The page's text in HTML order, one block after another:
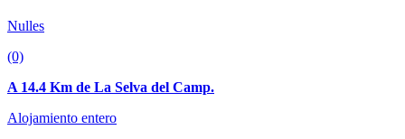
Nulles
(0)
A 14.4 Km de La Selva del Camp.
Alojamiento entero